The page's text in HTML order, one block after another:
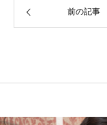
前の記事